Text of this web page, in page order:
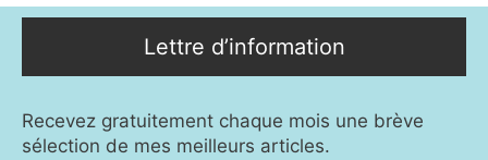
Lettre d’information
Recevez gratuitement chaque mois une brève
sélection de mes meilleurs articles.